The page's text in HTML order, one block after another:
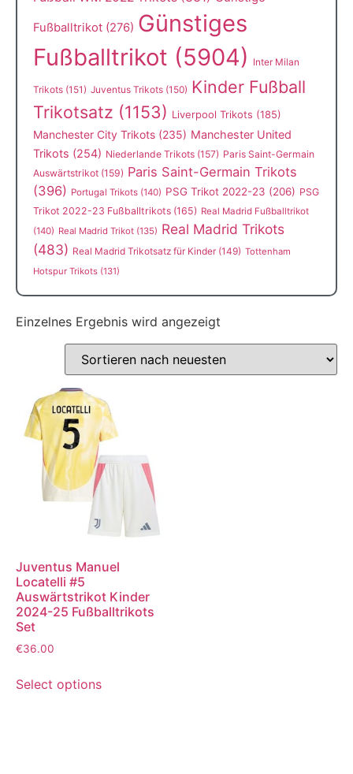
Fußballtrikot (276) Günstiges
Fußballtrikot (5904) Inter Milan
Trikots (151) Juventus Trikots (150) Kinder Fußball
Trikotsatz (1153) Liverpool Trikots (185)
Manchester City Trikots (235) Manchester United
Trikots (254) Niederlande Trikots (157) Paris Saint-Germain
Auswärtstrikot (159) Paris Saint-Germain Trikots
(396) Portugal Trikots (140) PSG Trikot 2022-23 (206) PSG
Trikot 2022-23 Fußballtrikots (165) Real Madrid Fußballtrikot
(140) Real Madrid Trikot (135) Real Madrid Trikots
(483) Real Madrid Trikotsatz für Kinder (149) Tottenham
Hotspur Trikots (131)
Einzelnes Ergebnis wird angezeigt
Juventus Manuel
Locatelli #5
Auswärtstrikot Kinder
2024-25 Fußballtrikots
Set
€36.00
Select options